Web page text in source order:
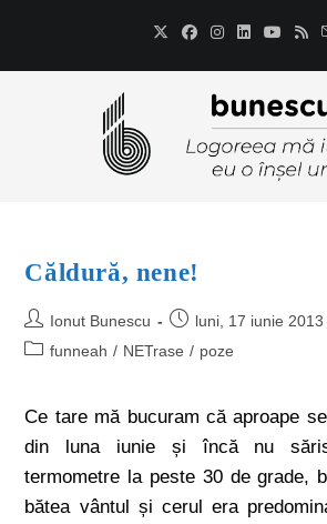
Căldură, nene!
Ionut Bunescu
luni, 17 iunie 2013
funneah / NETrase / poze
Ce tare mă bucuram că aproape
din luna iunie și încă nu
termometre la peste 30 de grade,
bătea vântul și cerul era